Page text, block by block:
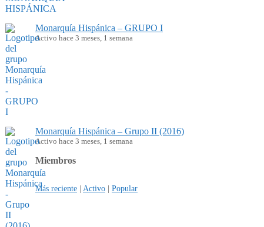
Monarquía Hispánica – GRUPO I
Activo hace 3 meses, 1 semana
Monarquía Hispánica – Grupo II (2016)
Activo hace 3 meses, 1 semana
Miembros
Más reciente | Activo | Popular